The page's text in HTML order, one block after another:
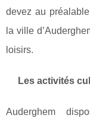
devez au
la ville
loisirs.
Les activités
Auderghem